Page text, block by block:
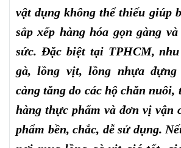
vật dụng không thể thiếu giúp
sắp xếp hàng hóa gọn gàng
sức. Đặc biệt tại TPHCM,
gà, lồng vịt, lồng nhựa đựng
càng tăng do các hộ chăn
hàng thực phẩm và đơn vị vận
phẩm bền, chắc, dễ sử dụng.